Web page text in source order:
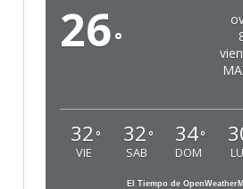
26°
32 °
VIE
32 °
SAB
34°
DOM
El Tiempo de